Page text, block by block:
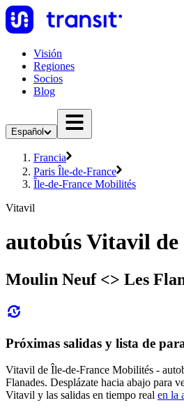
Visión
Regiones
Socios
Blog
Español
Francia
Paris Île-de-France
Île-de-France Mobilités
Vitavil
autobús Vitavil
Moulin Neuf <> Les
Próximas salidas y lista de
Vitavil de Île-de-France Mobilités -
Flanades. Desplázate hacia abajo para
Vitavil y las salidas en tiempo real en la